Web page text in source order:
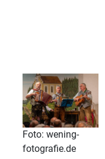
Foto: wening-
fotografie.de